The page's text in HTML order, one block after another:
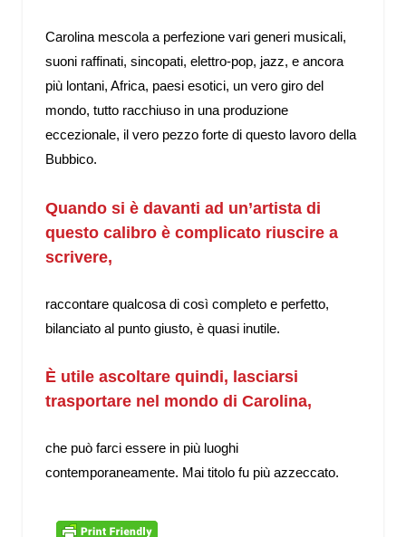
Carolina mescola a perfezione vari generi musicali,
suoni raffinati, sincopati, elettro-pop, jazz, e ancora
più lontani, Africa, paesi esotici, un vero giro del
mondo, tutto racchiuso in una produzione
eccezionale, il vero pezzo forte di questo lavoro della
Bubbico.
Quando si è davanti ad un’artista di
questo calibro è complicato riuscire a
scrivere,
raccontare qualcosa di così completo e perfetto,
bilanciato al punto giusto, è quasi inutile.
È utile ascoltare quindi, lasciarsi
trasportare nel mondo di Carolina,
che può farci essere in più luoghi
contemporaneamente. Mai titolo fu più azzeccato.